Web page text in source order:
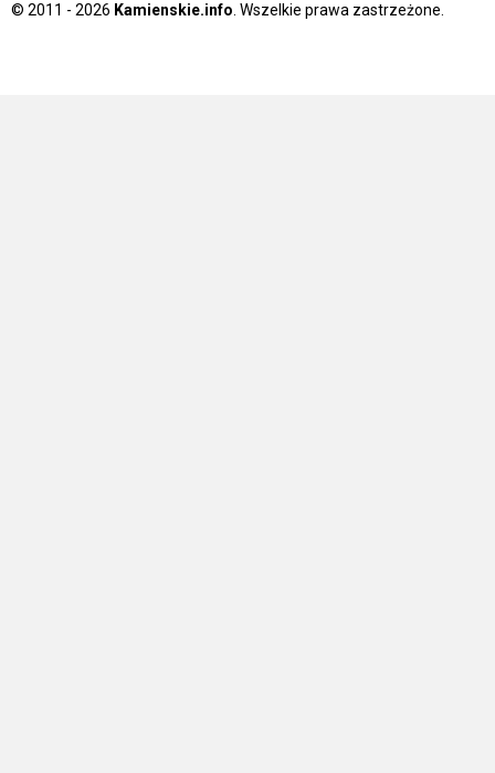
© 2011 - 2026 Kamienskie.info . Wszelkie prawa zastrzeżone.